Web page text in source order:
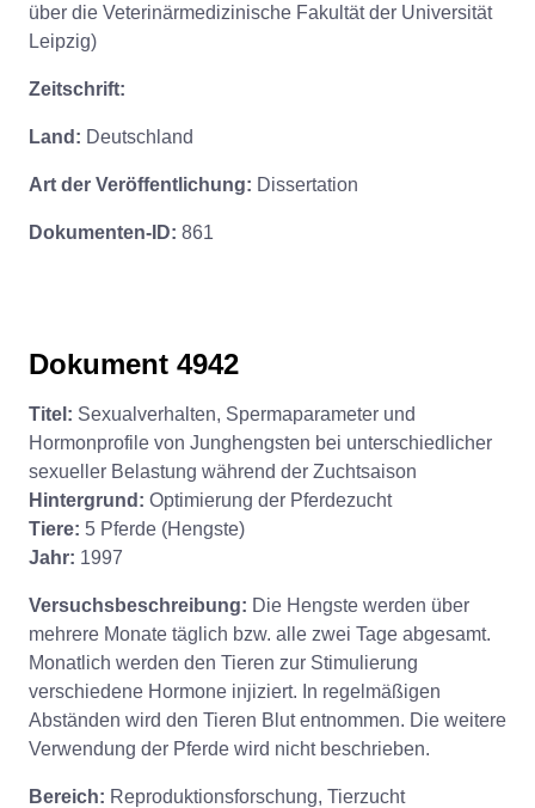
über die Veterinärmedizinische Fakultät der Universität
Leipzig)
Zeitschrift:
Land: Deutschland
Art der Veröffentlichung: Dissertation
Dokumenten-ID: 861
Dokument 4942
Titel: Sexualverhalten, Spermaparameter und
Hormonprofile von Junghengsten bei unterschiedlicher
sexueller Belastung während der Zuchtsaison
Hintergrund: Optimierung der Pferdezucht
Tiere: 5 Pferde (Hengste)
Jahr: 1997
Versuchsbeschreibung: Die Hengste werden über
mehrere Monate täglich bzw. alle zwei Tage abgesamt.
Monatlich werden den Tieren zur Stimulierung
verschiedene Hormone injiziert. In regelmäßigen
Abständen wird den Tieren Blut entnommen. Die weitere
Verwendung der Pferde wird nicht beschrieben.
Bereich: Reproduktionsforschung, Tierzucht